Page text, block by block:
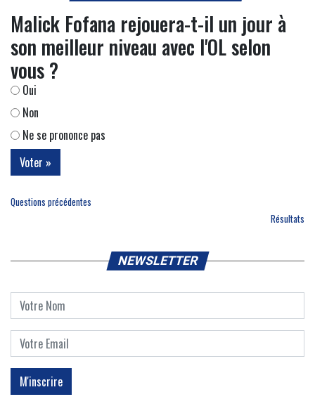
Malick Fofana rejouera-t-il un jour à
son meilleur niveau avec l'OL selon
vous ?
Oui
Non
Ne se prononce pas
Questions précédentes
Résultats
NEWSLETTER